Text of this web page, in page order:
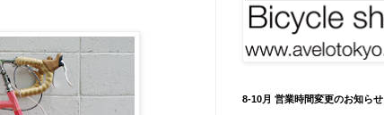
8-10月 営業時間変更のお知らせ